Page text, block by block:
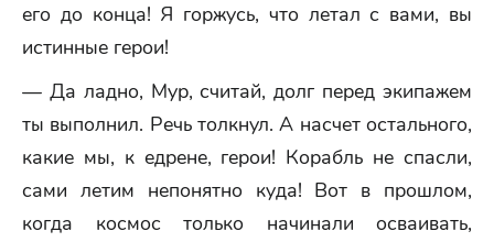
его до конца! Я горжусь, что летал с вами, вы
истинные герои!
— Да ладно, Мур, считай, долг перед экипажем
ты выполнил. Речь толкнул. А насчет остального,
какие мы, к едрене, герои! Корабль не спасли,
сами летим непонятно куда! Вот в прошлом,
когда космос только начинали осваивать,